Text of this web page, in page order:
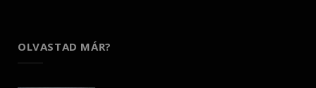
OLVASTAD MÁR?